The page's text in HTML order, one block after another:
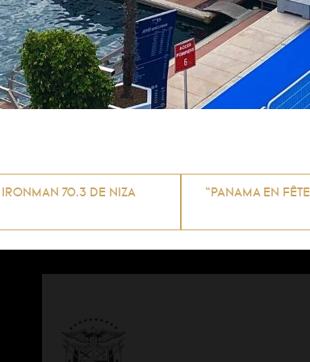
70.3 DE NIZA
“PANAMA EN